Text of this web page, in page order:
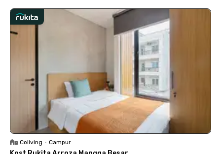
Coliving • Campur